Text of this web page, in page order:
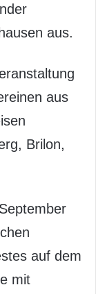
aus.
aus
Brilon,
auf dem
mit